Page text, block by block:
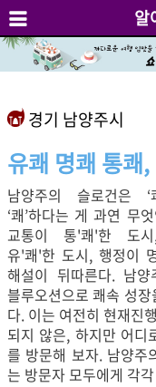
알
경기 남양주시
유쾌 명쾌 통쾌
남양주의 슬로건은 ‘
‘쾌’하다는 게 과연 무
교통이 통'쾌'한 도
유'쾌'한 도시, 행정이
해설이 뒤따른다. 남양
블루오션으로 쾌속 성
다. 이는 여전히 현재진
되지 않은, 하지만 어디
를 방문해 보자. 남양
는 방문자 모두에게 각